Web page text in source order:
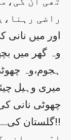
راضی
اور میں
وہ گھر میں
ہجوم،وہ
میری وہیل
چھوٹی نانی
گلستان کی…..ارے ممانی گلستان!!